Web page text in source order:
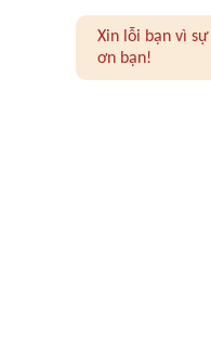
Xin lỗi bạn vì
ơn bạn!